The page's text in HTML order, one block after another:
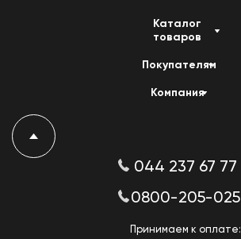
Каталог
товаров
Покупателям
Компания
044 237 67 77
0800-205-025
Принимаем к оплате: